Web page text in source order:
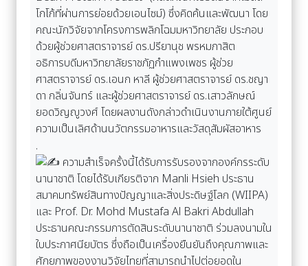
โกโก้ที่ผ่านการย่อยด้วยเอนไซม์) ซึ่งคิดค้นและพัฒนา โดย
คณะนักวิจัยจากโครงการพลิกโฉมมหาวิทยาลัย ประกอบ
ด้วยผู้ช่วยศาสตราจารย์ ดร.ปรียานุช พรหมภาสิต
อธิการบดีมหาวิทยาลัยราชภัฏกำแพงเพชร ผู้ช่วย
ศาสตราจารย์ ดร.เอนก หาลี ผู้ช่วยศาสตราจารย์ ดร.ชญา
ดา กลิ่นจันทร์ และผู้ช่วยศาสตราจารย์ ดร.เสาวลักษณ์
ยอดวิญญูวงศ์ โดยผลงานดังกล่าวดำเนินงานภายใต้ศูนย์
ความเป็นเลิศด้านนวัตกรรมอาหารและวัสดุสัมผัสอาหาร
.
ความสำเร็จครั้งนี้ได้รับการรับรองจากองค์กรระดับ
นานาชาติ โดยได้รับเกียรติจาก Manli Hsieh ประธาน
สมาคมทรัพย์สินทางปัญญาและสิ่งประดิษฐ์โลก (WIIPA)
และ Prof. Dr. Mohd Mustafa Al Bakri Abdullah
ประธานคณะกรรมการตัดสินระดับนานาชาติ ร่วมลงนามใน
ใบประกาศนียบัตร ซึ่งถือเป็นเครื่องยืนยันถึงคุณภาพและ
ศักยภาพของงานวิจัยไทยที่สามารถนำไปต่อยอดใน